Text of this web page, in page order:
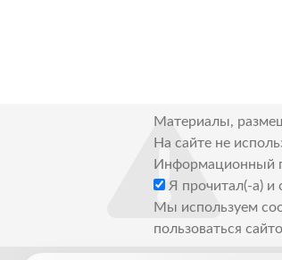
Материалы,
На сайте не
Информационный
Я прочитал(-а) и
Мы используем
пользоваться